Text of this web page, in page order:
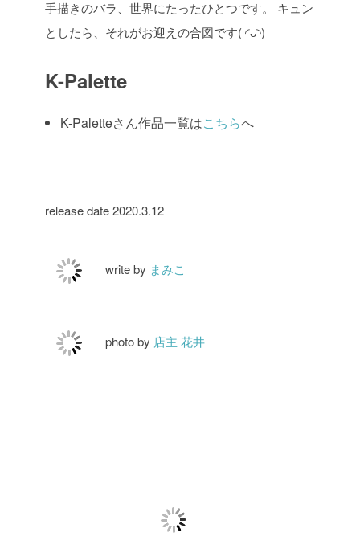
手描きのバラ、世界にたったひとつです。
キュン
としたら、それがお迎えの合図です( ◜ᴗ◝)
K-Palette
K-Paletteさん作品一覧はこちらへ
release date 2020.3.12
write by まみこ
photo by 店主 花井